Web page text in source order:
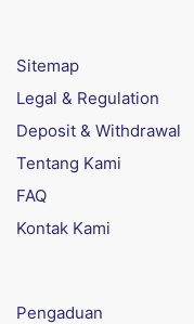
Sitemap
Legal & Regulation
Deposit & Withdrawal
Tentang Kami
FAQ
Kontak Kami
Pengaduan